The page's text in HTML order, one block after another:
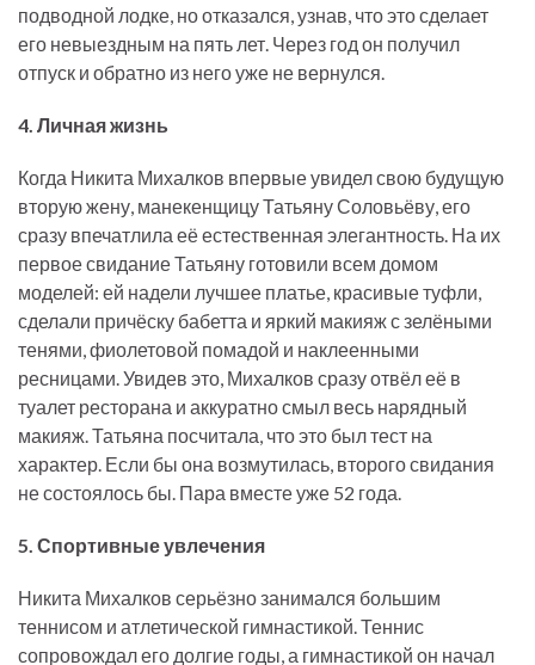
подводной лодке, но отказался, узнав, что это сделает
его невыездным на пять лет. Через год он получил
отпуск и обратно из него уже не вернулся.
4. Личная жизнь
Когда Никита Михалков впервые увидел свою будущую
вторую жену, манекенщицу Татьяну Соловьёву, его
сразу впечатлила её естественная элегантность. На их
первое свидание Татьяну готовили всем домом
моделей: ей надели лучшее платье, красивые туфли,
сделали причёску бабетта и яркий макияж с зелёными
тенями, фиолетовой помадой и наклеенными
ресницами. Увидев это, Михалков сразу отвёл её в
туалет ресторана и аккуратно смыл весь нарядный
макияж. Татьяна посчитала, что это был тест на
характер. Если бы она возмутилась, второго свидания
не состоялось бы. Пара вместе уже 52 года.
5. Спортивные увлечения
Никита Михалков серьёзно занимался большим
теннисом и атлетической гимнастикой. Теннис
сопровождал его долгие годы, а гимнастикой он начал